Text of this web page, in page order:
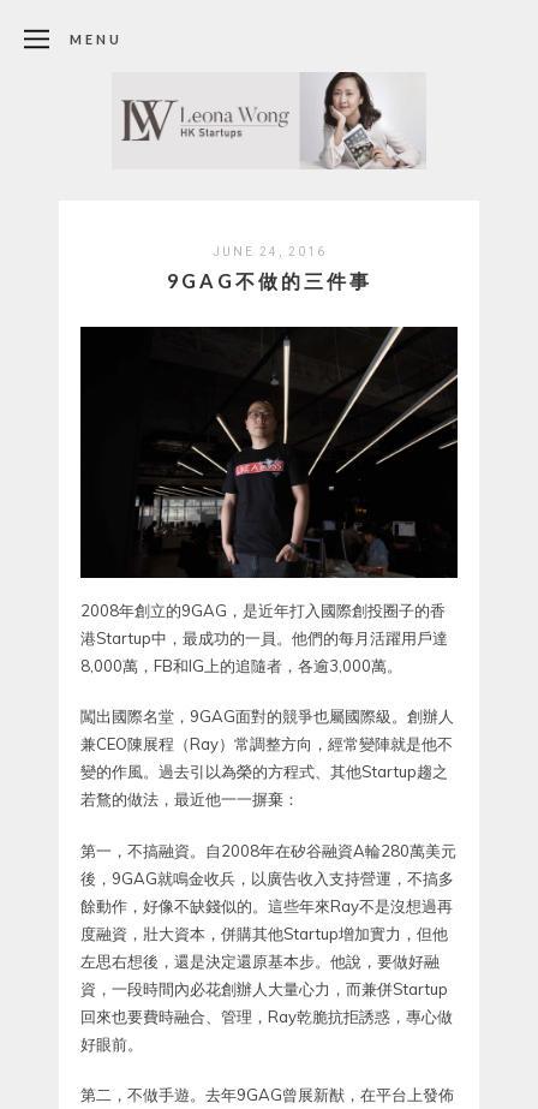
MENU
JUNE 24, 2016
9GAG不做的三件事
2008年創立的9GAG，是近年打入國際創投圈子的香
港Startup中，最成功的一員。他們的每月活躍用戶達
8,000萬，FB和IG上的追隨者，各逾3,000萬。
闖出國際名堂，9GAG面對的競爭也屬國際級。創辦人
兼CEO陳展程（Ray）常調整方向，經常變陣就是他不
變的作風。過去引以為榮的方程式、其他Startup趨之
若鶩的做法，最近他一一摒棄：
第一，不搞融資。自2008年在矽谷融資A輪280萬美元
後，9GAG就鳴金收兵，以廣告收入支持營運，不搞多
餘動作，好像不缺錢似的。這些年來Ray不是沒想過再
度融資，壯大資本，併購其他Startup增加實力，但他
左思右想後，還是決定還原基本步。他說，要做好融
資，一段時間內必花創辦人大量心力，而兼併Startup
回來也要費時融合、管理，Ray乾脆抗拒誘惑，專心做
好眼前。
第二，不做手遊。去年9GAG曾展新猷，在平台上發佈